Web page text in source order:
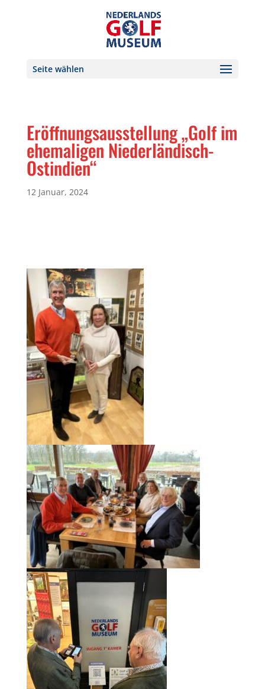
Seite wählen
Eröffnungsausstellung „Golf im
ehemaligen Niederländisch-
Ostindien“
12 Januar, 2024